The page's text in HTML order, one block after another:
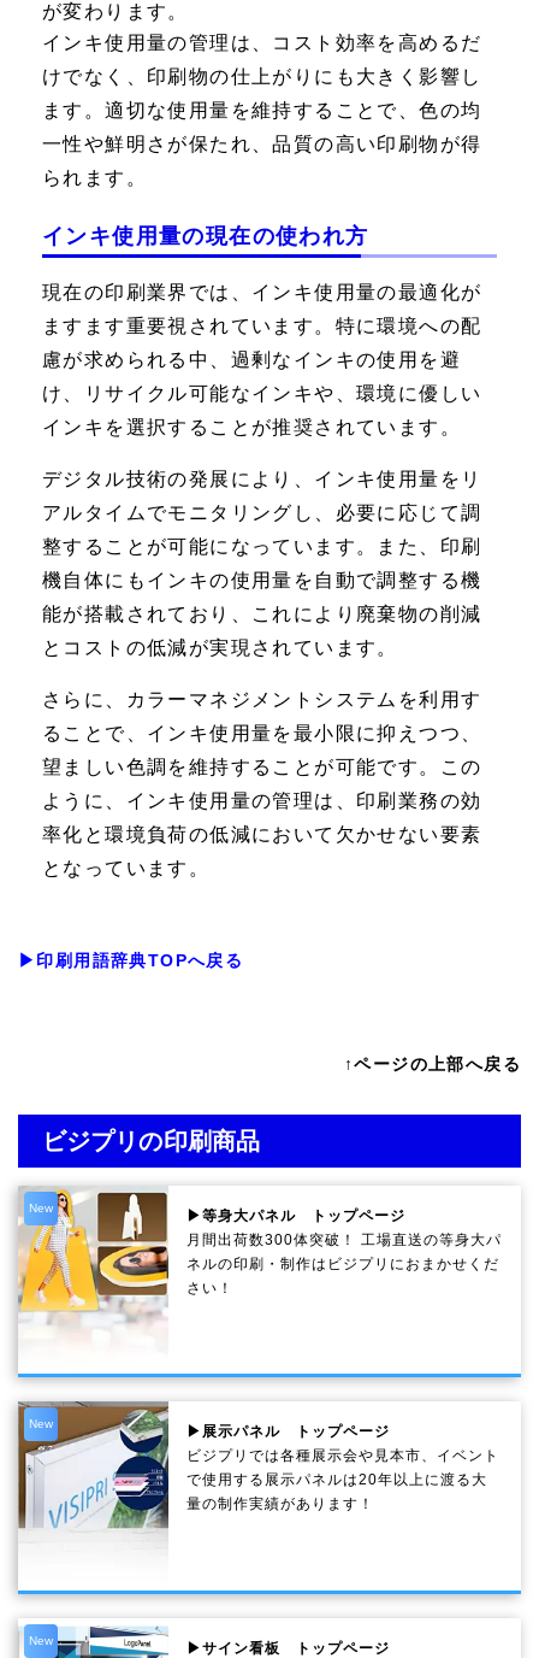
が変わります。
インキ使用量の管理は、コスト効率を高めるだ
けでなく、印刷物の仕上がりにも大きく影響し
ます。適切な使用量を維持することで、色の均
一性や鮮明さが保たれ、品質の高い印刷物が得
られます。
インキ使用量の現在の使われ方
現在の印刷業界では、インキ使用量の最適化が
ますます重要視されています。特に環境への配
慮が求められる中、過剰なインキの使用を避
け、リサイクル可能なインキや、環境に優しい
インキを選択することが推奨されています。
デジタル技術の発展により、インキ使用量をリ
アルタイムでモニタリングし、必要に応じて調
整することが可能になっています。また、印刷
機自体にもインキの使用量を自動で調整する機
能が搭載されており、これにより廃棄物の削減
とコストの低減が実現されています。
さらに、カラーマネジメントシステムを利用す
ることで、インキ使用量を最小限に抑えつつ、
望ましい色調を維持することが可能です。この
ように、インキ使用量の管理は、印刷業務の効
率化と環境負荷の低減において欠かせない要素
となっています。
▶印刷用語辞典TOPへ戻る
↑ページの上部へ戻る
ビジプリの印刷商品
New
▶等身大パネル トップページ
月間出荷数300体突破！ 工場直送の等身大パ
ネルの印刷・制作は ビジプリ におまかせくだ
さい！
New
▶展示パネル トップページ
ビジプリでは各種展示会や見本市、イベント
で使用する展示パネルは20年以上に渡る大
量の制作実績があります！
New ▶サイン看板 トップページ